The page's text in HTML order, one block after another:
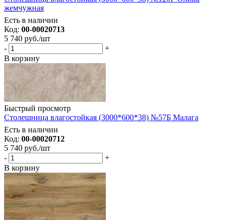
жемчужная
Есть в наличии
Код: 00-00020713
5 740 руб./шт
-
+
В корзину
Быстрый просмотр
Столешница влагостойкая (3000*600*38) №57Б Малага
Есть в наличии
Код: 00-00020712
5 740 руб./шт
-
+
В корзину